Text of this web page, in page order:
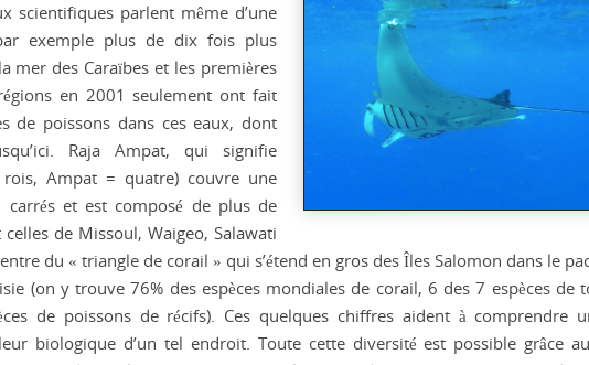
scientifiques parlent même d’une
exemple plus de dix fois plus
mer des Caraïbes et les premières
en 2001 seulement ont fait
de poissons dans ces eaux, dont
Raja Ampat, qui signifie
Ampat = quatre) couvre une
et est composé de plus de
de Missoul, Waigeo, Salawati
du « triangle de corail » qui s’étend en gros des Îles Salomon dans le
(on y trouve 76% des espèces mondiales de corail, 6 des 7 espèces de
de poissons de récifs). Ces quelques chiffres aident à comprendre
biologique d’un tel endroit. Toute cette diversité est possible grâce